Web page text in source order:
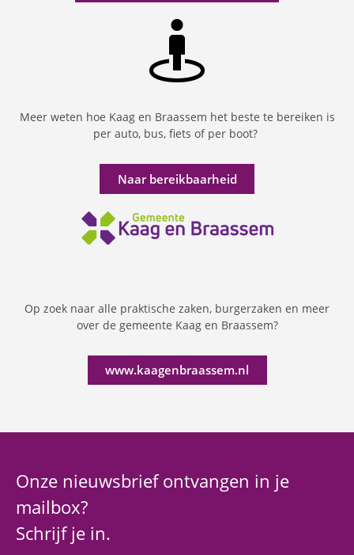
Meer weten hoe Kaag en Braassem het beste te bereiken is
per auto, bus, fiets of per boot?
Naar bereikbaarheid
Op zoek naar alle praktische zaken, burgerzaken en meer
over de gemeente Kaag en Braassem?
www.kaagenbraassem.nl
Onze nieuwsbrief ontvangen in je
mailbox?
Schrijf je in.